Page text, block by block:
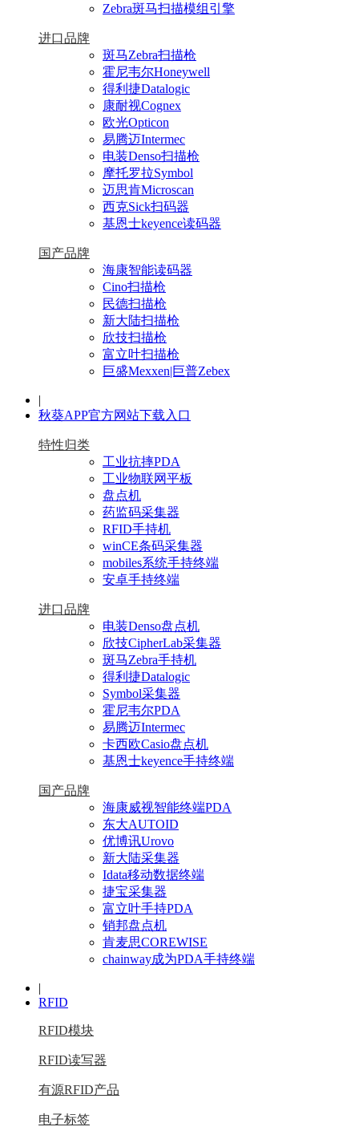
Zebra斑马扫描模组引擎
进口品牌
斑马Zebra扫描枪
霍尼韦尔Honeywell
得利捷Datalogic
康耐视Cognex
欧光Opticon
易腾迈Intermec
电装Denso扫描枪
摩托罗拉Symbol
迈思肯Microscan
西克Sick扫码器
基恩士keyence读码器
国产品牌
海康智能读码器
Cino扫描枪
民德扫描枪
新大陆扫描枪
欣技扫描枪
富立叶扫描枪
巨盛Mexxen|巨普Zebex
|
秋葵APP官方网站下载入口
特性归类
工业抗摔PDA
工业物联网平板
盘点机
药监码采集器
RFID手持机
winCE条码采集器
mobiles系统手持终端
安卓手持终端
进口品牌
电装Denso盘点机
欣技CipherLab采集器
斑马Zebra手持机
得利捷Datalogic
Symbol采集器
霍尼韦尔PDA
易腾迈Intermec
卡西欧Casio盘点机
基恩士keyence手持终端
国产品牌
海康威视智能终端PDA
东大AUTOID
优博讯Urovo
新大陆采集器
Idata移动数据终端
捷宝采集器
富立叶手持PDA
销邦盘点机
肯麦思COREWISE
chainway成为PDA手持终端
|
RFID
RFID模块
RFID读写器
有源RFID产品
电子标签